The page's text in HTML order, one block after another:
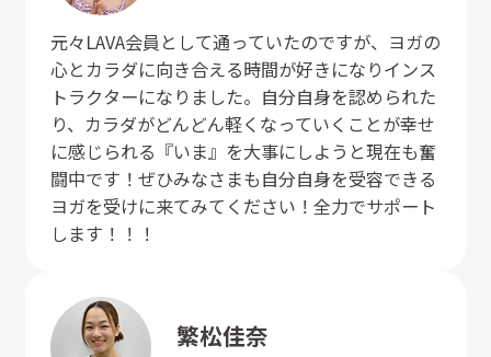
元々LAVA会員として通っていたのですが、ヨガの
心とカラダに向き合える時間が好きになりインス
トラクターになりました。自分自身を認められた
り、カラダがどんどん軽くなっていくことが幸せ
に感じられる『いま』を大事にしようと現在も奮
闘中です！ぜひみなさまも自分自身を受容できる
ヨガを受けに来てみてください！全力でサポート
します！！！
繁松佳奈